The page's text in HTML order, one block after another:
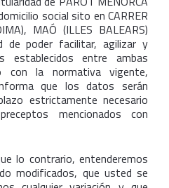
social sito en CARRER
MAÓ (ILLES BALEARS)
de poder facilitar, agilizar y
establecidos entre ambas
con la normativa vigente,
que los datos serán
estrictamente necesario
mencionados con
lo contrario, entenderemos
modificados, que usted se